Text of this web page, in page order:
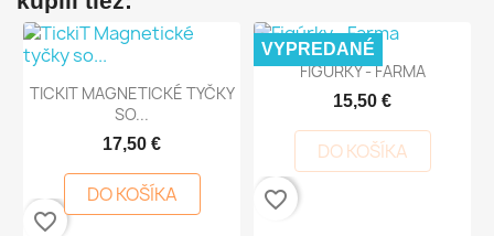
TICKIT MAGNETICKÉ TYČKY
SO...
17,50 €
DO KOŠÍKA
favorite_border
FIGÚRKY - FARMA
15,50 €
DO KOŠÍKA
VYPREDANÉ
favorite_border